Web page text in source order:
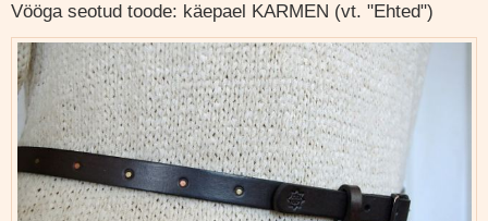
Vööga seotud toode: käepael KARMEN (vt. "Ehted")